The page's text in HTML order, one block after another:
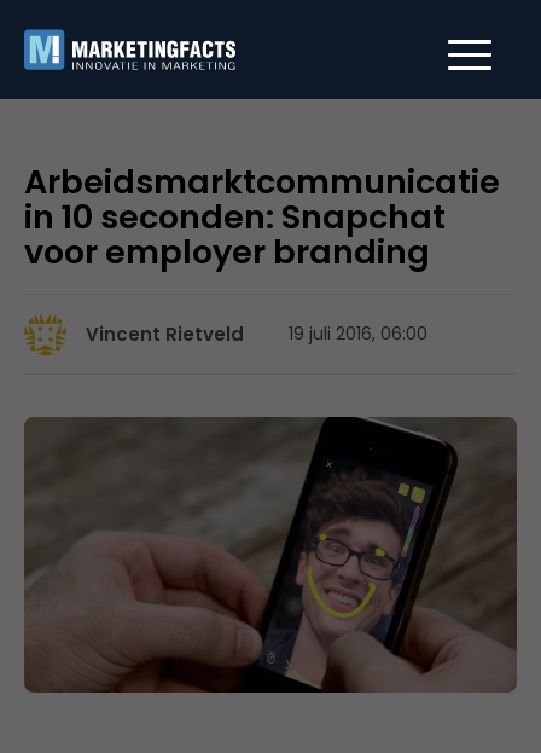
Arbeidsmarktcommunicatie
in 10 seconden: Snapchat
voor employer branding
Vincent Rietveld 19 juli 2016, 06:00